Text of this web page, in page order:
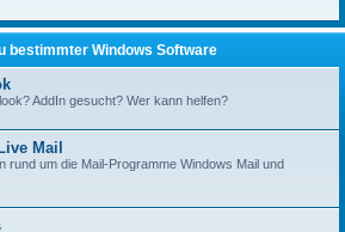
bestimmter Windows Software
AddIn gesucht? Wer kann helfen?
Mail
rund um die Mail-Programme Windows Mail und